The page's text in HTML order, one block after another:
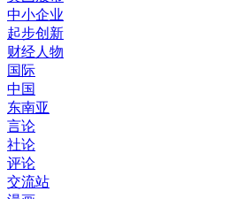
中小企业
起步创新
财经人物
国际
中国
东南亚
言论
社论
评论
交流站